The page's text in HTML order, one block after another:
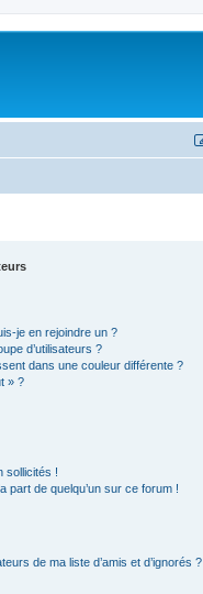
je en rejoindre un ?
d’utilisateurs ?
dans une couleur différente ?
» ?
sollicités !
part de quelqu’un sur ce forum !
de ma liste d’amis et d’ignorés ?